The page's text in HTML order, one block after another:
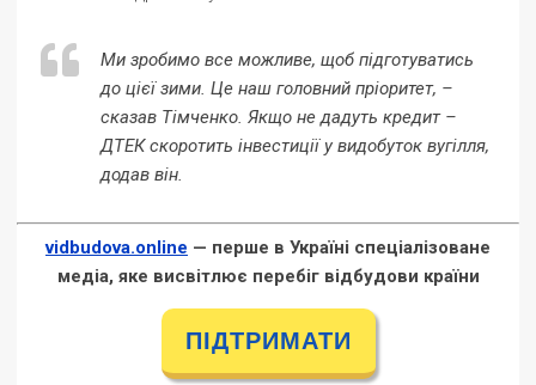
Ми зробимо все можливе, щоб підготуватись
до цієї зими. Це наш головний пріоритет, –
сказав Тімченко. Якщо не дадуть кредит –
ДТЕК скоротить інвестиції у видобуток вугілля,
додав він.
vidbudova.online — перше в Україні спеціалізоване
медіа, яке висвітлює перебіг відбудови країни
ПІДТРИМАТИ